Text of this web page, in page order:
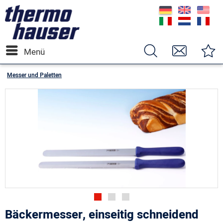
Menü
Messer und Paletten
Bäckermesser, einseitig schneidend